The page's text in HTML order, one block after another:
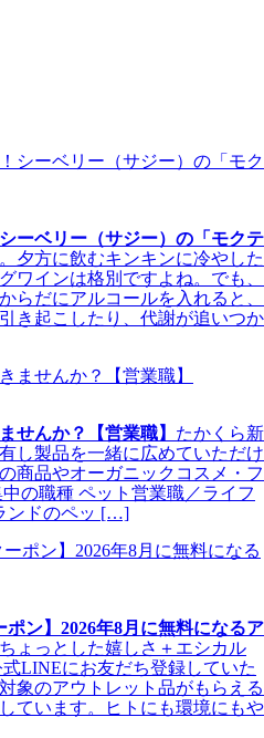
ーベリー（サジー）の「モクテ
夕方に飲むキンキンに冷やした
ワインは格別ですよね。でも、
らだにアルコールを入れると、
き起こしたり、代謝が追いつか
せんか？【営業職】 たかくら新
し製品を一緒に広めていただけ
商品やオーガニックコスメ・フ
の職種 ペット営業職／ライフ
ンドのペッ […]
ン】2026年8月に無料になるア
ょっとした嬉しさ＋エシカル
LINEにお友だち登録していた
象のアウトレット品がもらえる
ています。ヒトにも環境にもや